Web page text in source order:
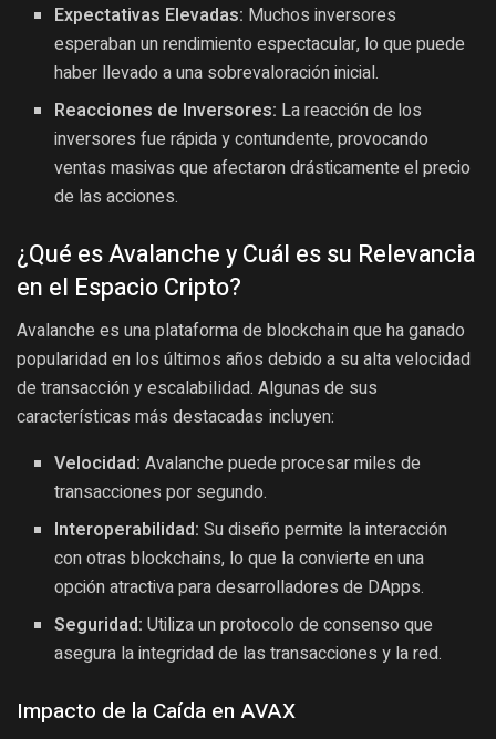
Expectativas Elevadas: Muchos inversores
esperaban un rendimiento espectacular, lo que puede
haber llevado a una sobrevaloración inicial.
Reacciones de Inversores: La reacción de los
inversores fue rápida y contundente, provocando
ventas masivas que afectaron drásticamente el precio
de las acciones.
¿Qué es Avalanche y Cuál es su Relevancia
en el Espacio Cripto?
Avalanche es una plataforma de blockchain que ha ganado
popularidad en los últimos años debido a su alta velocidad
de transacción y escalabilidad. Algunas de sus
características más destacadas incluyen:
Velocidad: Avalanche puede procesar miles de
transacciones por segundo.
Interoperabilidad: Su diseño permite la interacción
con otras blockchains, lo que la convierte en una
opción atractiva para desarrolladores de DApps.
Seguridad: Utiliza un protocolo de consenso que
asegura la integridad de las transacciones y la red.
Impacto de la Caída en AVAX